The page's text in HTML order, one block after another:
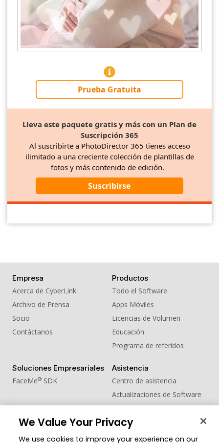
Prueba Gratuita
Lleva este paquete gratis y más con un Plan de
Suscripción 365
Al suscribirte a PhotoDirector 365 tienes acceso
ilimitado a una creciente colección de plantillas de
fotos y más contenido de edición.
Suscribirse
Empresa
Acerca de CyberLink
Archivo de Prensa
Socio
Contáctanos
Productos
Todo el Software
Apps Móviles
Licencias de Volumen
Educación
Programa de referidos
Soluciones Empresariales
FaceMe® SDK
Asistencia
Centro de asistencia
Actualizaciones de Software
Centro de Aprendizaje
Cambiar región
We Value Your Privacy
We use cookies to improve your experience on our